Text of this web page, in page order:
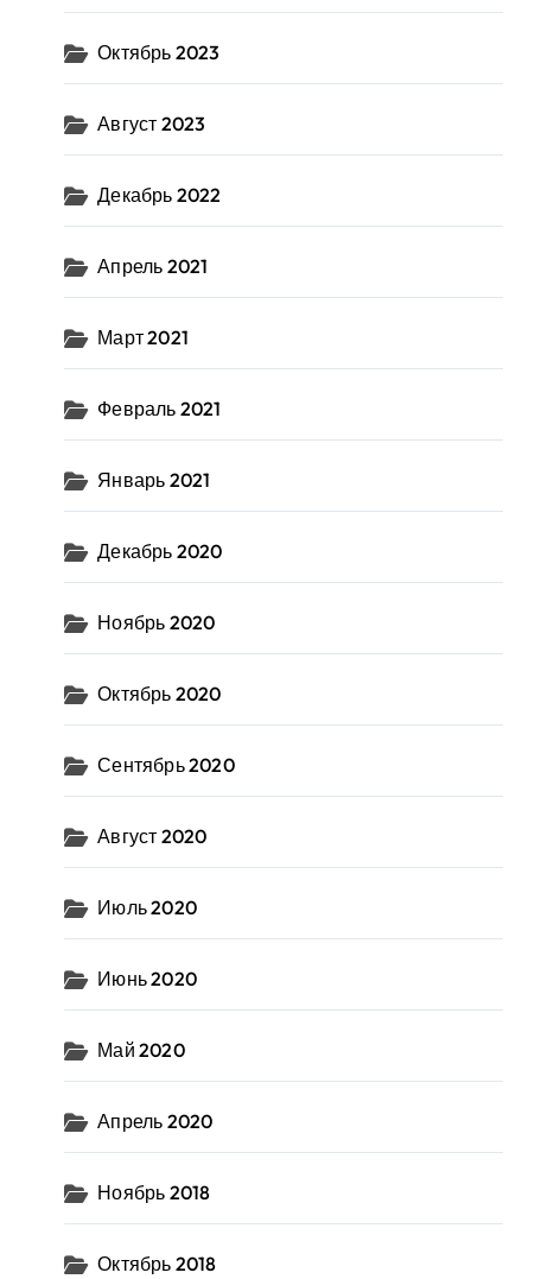
Октябрь 2023
Август 2023
Декабрь 2022
Апрель 2021
Март 2021
Февраль 2021
Январь 2021
Декабрь 2020
Ноябрь 2020
Октябрь 2020
Сентябрь 2020
Август 2020
Июль 2020
Июнь 2020
Май 2020
Апрель 2020
Ноябрь 2018
Октябрь 2018